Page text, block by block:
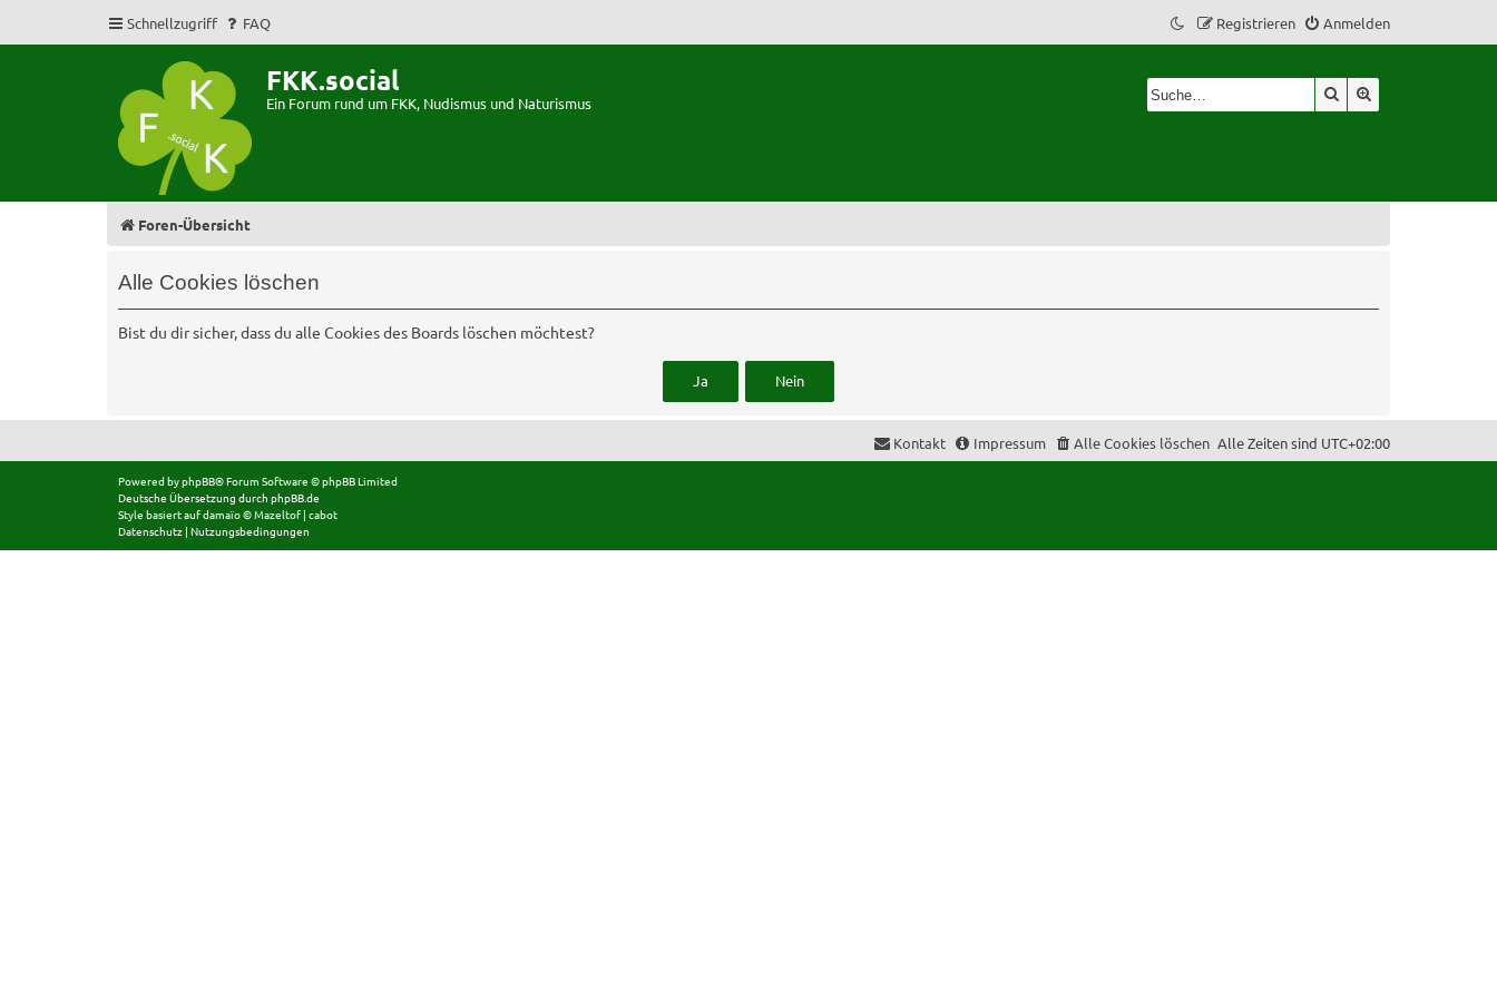
Schnellzugriff FAQ Anmelden
Registrieren
FKK.social
Ein Forum rund um FKK, Nudismus und Naturismus
Suche
Foren-Übersicht
Alle Cookies löschen
Bist du dir sicher, dass du alle Cookies des Boards löschen möchtest?
Alle Zeiten sind UTC+02:00
Alle Cookies löschen
Impressum
Kontakt
Powered byphpBB® Forum Software © phpBB Limited
Deutsche Übersetzung durch phpBB.de
Style basiert aufdamaïo ©Mazeltof | cabot
Datenschutz | Nutzungsbedingungen